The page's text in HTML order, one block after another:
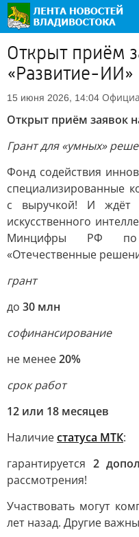
Открыт приём
«Развитие-ИИ»
15 июня 2026, 14:04
Открыт приём заявок
Грант для «умных»
Фонд содействия
специализированные
с выручкой! И ждёт
искусственного
Минцифры РФ по
«Отечественные
грант
до 30 млн
софинансирование
не менее20%
срок работ
12 или 18 месяцев
Наличиестатуса МТК:
гарантируется 2
рассмотрения!
Участвовать могут
лет назад. Другие